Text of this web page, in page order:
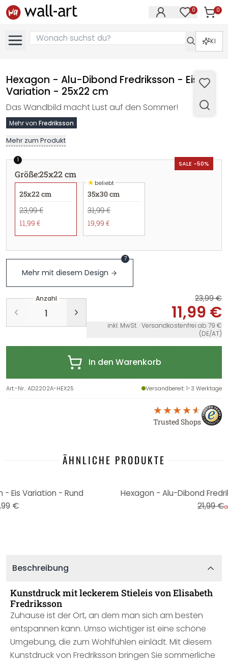
0 0
KI
Hexagon - Alu-Dibond Fredriksson - Eis
Variation - 25x22 cm
Das Wandbild macht Lust auf den Sommer!
Mehr von Fredriksson
Mehr zum Produkt
SALE -50%
1
Größe:25x22 cm
25x22 cm
23,99 €
11,99 €
★beliebt
35x30 cm
31,99 €
19,99 €
Mehr mit diesem Design
7
Anzahl 23,99 €
11,99 €
inkl. MwSt. · Versandkostenfrei ab 79 €
(DE/AT)
In den Warenkorb
Art.-Nr.:AD2202A-HEX25 Versandbereit: 1-3 Werktage
Trusted Shops
ÄHNLICHE PRODUKTE
- Eis Variation - Rund
€
Hexagon - Alu-Dibond
21,99 €
Beschreibung
Kunstdruck mit leckerem Stieleis von Elisabeth
Fredriksson
Zuhause ist der Ort, an dem man sich am besten
entspannen kann. Umso wichtiger ist eine schöne
Umgebung, die zum Wohlfühlen einlädt. Mit diesem
Kunstdruck von Fredriksson bringen Sie sommerliche